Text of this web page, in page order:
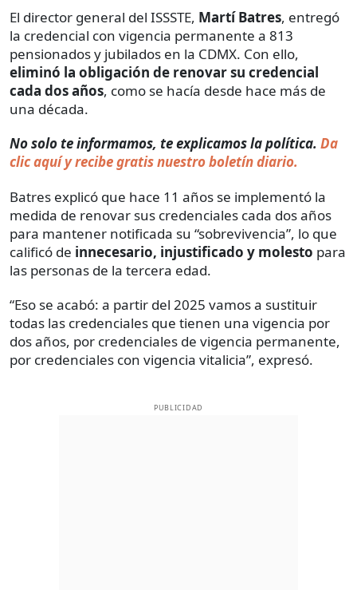
El director general del ISSSTE, Martí Batres, entregó
la credencial con vigencia permanente a 813
pensionados y jubilados en la CDMX. Con ello,
eliminó la obligación de renovar su credencial
cada dos años, como se hacía desde hace más de
una década.
No solo te informamos, te explicamos la política. Da
clic aquí y recibe gratis nuestro boletín diario.
Batres explicó que hace 11 años se implementó la
medida de renovar sus credenciales cada dos años
para mantener notificada su “sobrevivencia”, lo que
calificó de innecesario, injustificado y molesto para
las personas de la tercera edad.
“Eso se acabó: a partir del 2025 vamos a sustituir
todas las credenciales que tienen una vigencia por
dos años, por credenciales de vigencia permanente,
por credenciales con vigencia vitalicia”, expresó.
PUBLICIDAD